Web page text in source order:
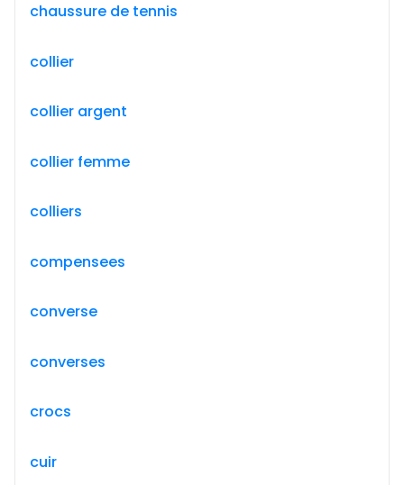
chaussure de tennis
collier
collier argent
collier femme
colliers
compensees
converse
converses
crocs
cuir